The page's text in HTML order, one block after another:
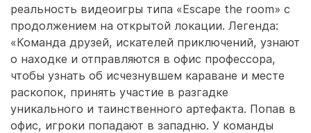
реальность видеоигры типа «Escape the room» с
продолжением на открытой локации. Легенда:
«Команда друзей, искателей приключений, узнают
о находке и отправляются в офис профессора,
чтобы узнать об исчезнувшем караване и месте
раскопок, принять участие в разгадке
уникального и таинственного артефакта. Попав в
офис, игроки попадают в западню. У команды